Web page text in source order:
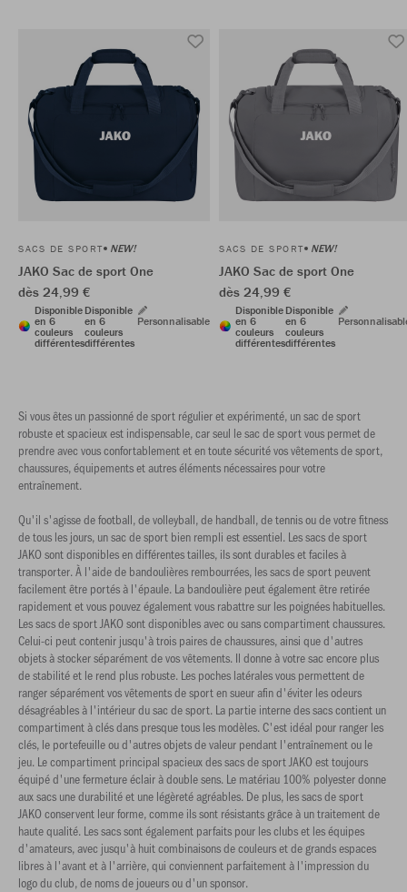
SACS DE SPORT NEW!
JAKO Sac de sport One
dès 24,99 €
Disponible
en 6
couleurs
différentes
Disponible
en 6
couleurs
différentes
Personnalisable
SACS DE SPORT NEW!
JAKO Sac de sport One
dès 24,99 €
Disponible
en 6
couleurs
différentes
Disponible
en 6
couleurs
différentes
Si vous êtes un passionné de sport régulier et expérimenté, un sac de sport
robuste et spacieux est indispensable, car seul le sac de sport vous permet de
prendre avec vous confortablement et en toute sécurité vos vêtements de sport,
chaussures, équipements et autres éléments nécessaires pour votre
entraînement.
Qu'il s'agisse de football, de volleyball, de handball, de tennis ou de votre fitness
de tous les jours, un sac de sport bien rempli est essentiel. Les sacs de sport
JAKO sont disponibles en différentes tailles, ils sont durables et faciles à
transporter. À l'aide de bandoulières rembourrées, les sacs de sport peuvent
facilement être portés à l'épaule. La bandoulière peut également être retirée
rapidement et vous pouvez également vous rabattre sur les poignées habituelles.
Les sacs de sport JAKO sont disponibles avec ou sans compartiment chaussures.
Celui-ci peut contenir jusqu'à trois paires de chaussures, ainsi que d'autres
objets à stocker séparément de vos vêtements. Il donne à votre sac encore plus
de stabilité et le rend plus robuste. Les poches latérales vous permettent de
ranger séparément vos vêtements de sport en sueur afin d'éviter les odeurs
désagréables à l'intérieur du sac de sport. La partie interne des sacs contient un
compartiment à clés dans presque tous les modèles. C'est idéal pour ranger les
clés, le portefeuille ou d'autres objets de valeur pendant l'entraînement ou le
jeu. Le compartiment principal spacieux des sacs de sport JAKO est toujours
équipé d'une fermeture éclair à double sens. Le matériau 100% polyester donne
aux sacs une durabilité et une légèreté agréables. De plus, les sacs de sport
JAKO conservent leur forme, comme ils sont résistants grâce à un traitement de
haute qualité. Les sacs sont également parfaits pour les clubs et les équipes
d'amateurs, avec jusqu'à huit combinaisons de couleurs et de grands espaces
libres à l'avant et à l'arrière, qui conviennent parfaitement à l'impression du
logo du club, de noms de joueurs ou d'un sponsor.